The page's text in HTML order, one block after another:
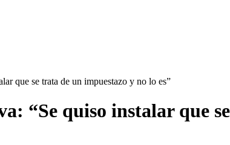
que se trata de un impuestazo y no lo es”
“Se quiso instalar que